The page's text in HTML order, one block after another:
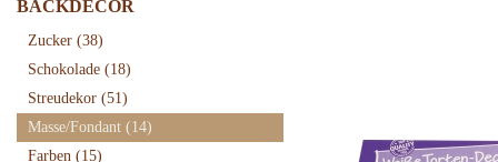
BACKDECOR
Zucker (38)
Schokolade (18)
Streudekor (51)
Masse/Fondant (14)
Farben (15)